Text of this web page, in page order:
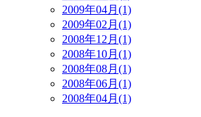
2009年04月(1)
2009年02月(1)
2008年12月(1)
2008年10月(1)
2008年08月(1)
2008年06月(1)
2008年04月(1)